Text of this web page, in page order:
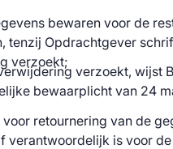
bewaren voor de
tenzij Opdrachtgever
verzoekt;
verzoekt, wijst
bewaarplicht van 24
retournering van de
verantwoordelijk is voor